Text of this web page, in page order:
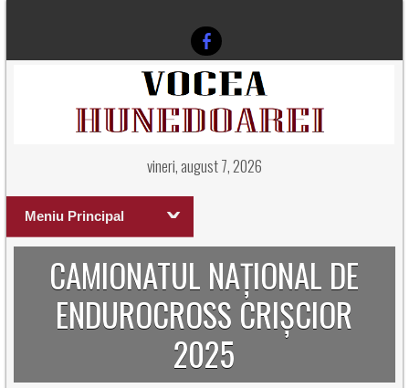
vineri, august 7, 2026
Meniu Principal
CAMIONATUL NAȚIONAL DE
ENDUROCROSS CRIȘCIOR
2025